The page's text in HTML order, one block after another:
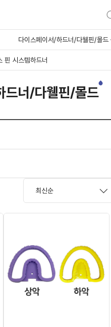
다이스페이서/하드너/다웰핀/몰드
핀 시스템하드너
드너/다웰핀/몰드